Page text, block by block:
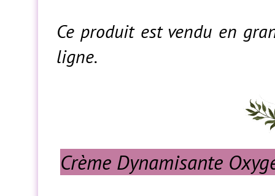
Ce produit est vendu en
ligne.
Crème Dynamisante